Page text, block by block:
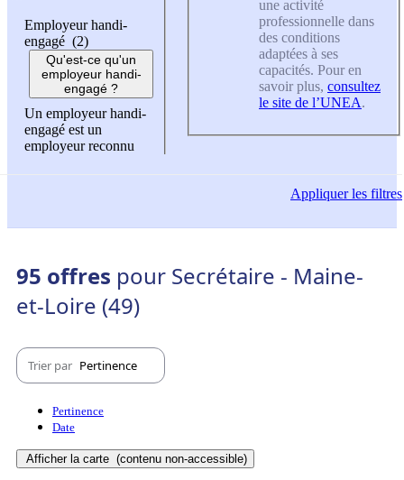
Employeur handi-
engagé (2)
Qu'est-ce qu'un
employeur handi-
engagé ?
Un employeur handi-
engagé est un
employeur reconnu
une activité
professionnelle dans
des conditions
adaptées à ses
capacités. Pour en
savoir plus, consultez
le site de l’UNEA.
Appliquerles filtres
95 offres pour Secrétaire - Maine-
et-Loire (49)
Trier par Pertinence
Pertinence
Date
Afficher la carte (contenu non-accessible)